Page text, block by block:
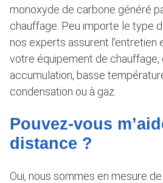
monoxyde de carbone généré
chauffage. Peu importe le type
nos experts assurent l’entretien
votre équipement de chauffage,
accumulation, basse
condensation ou à gaz.
Pouvez-vous
distance ?
Oui, nous sommes en mesure